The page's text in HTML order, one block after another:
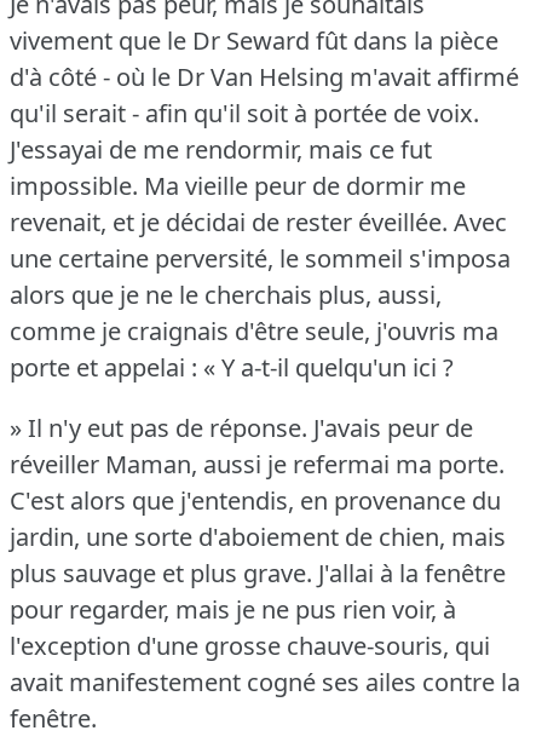
vivement que le Dr Seward fût dans la pièce
d'à côté - où le Dr Van Helsing m'avait affirmé
qu'il serait - afin qu'il soit à portée de voix.
J'essayai de me rendormir, mais ce fut
impossible. Ma vieille peur de dormir me
revenait, et je décidai de rester éveillée. Avec
une certaine perversité, le sommeil s'imposa
alors que je ne le cherchais plus, aussi,
comme je craignais d'être seule, j'ouvris ma
porte et appelai : « Y a-t-il quelqu'un ici ?
» Il n'y eut pas de réponse. J'avais peur de
réveiller Maman, aussi je refermai ma porte.
C'est alors que j'entendis, en provenance du
jardin, une sorte d'aboiement de chien, mais
plus sauvage et plus grave. J'allai à la fenêtre
pour regarder, mais je ne pus rien voir, à
l'exception d'une grosse chauve-souris, qui
avait manifestement cogné ses ailes contre la
fenêtre.